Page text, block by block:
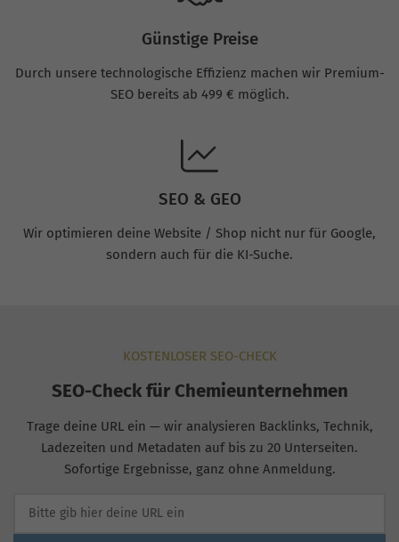
Günstige Preise
Durch unsere technologische Effizienz machen wir Premium-
SEO bereits ab 499 € möglich.
SEO & GEO
Wir optimieren deine Website / Shop nicht nur für Google,
sondern auch für die KI-Suche.
KOSTENLOSER SEO-CHECK
SEO-Check für Chemieunternehmen
Trage deine URL ein — wir analysieren Backlinks, Technik,
Ladezeiten und Metadaten auf bis zu 20 Unterseiten.
Sofortige Ergebnisse, ganz ohne Anmeldung.